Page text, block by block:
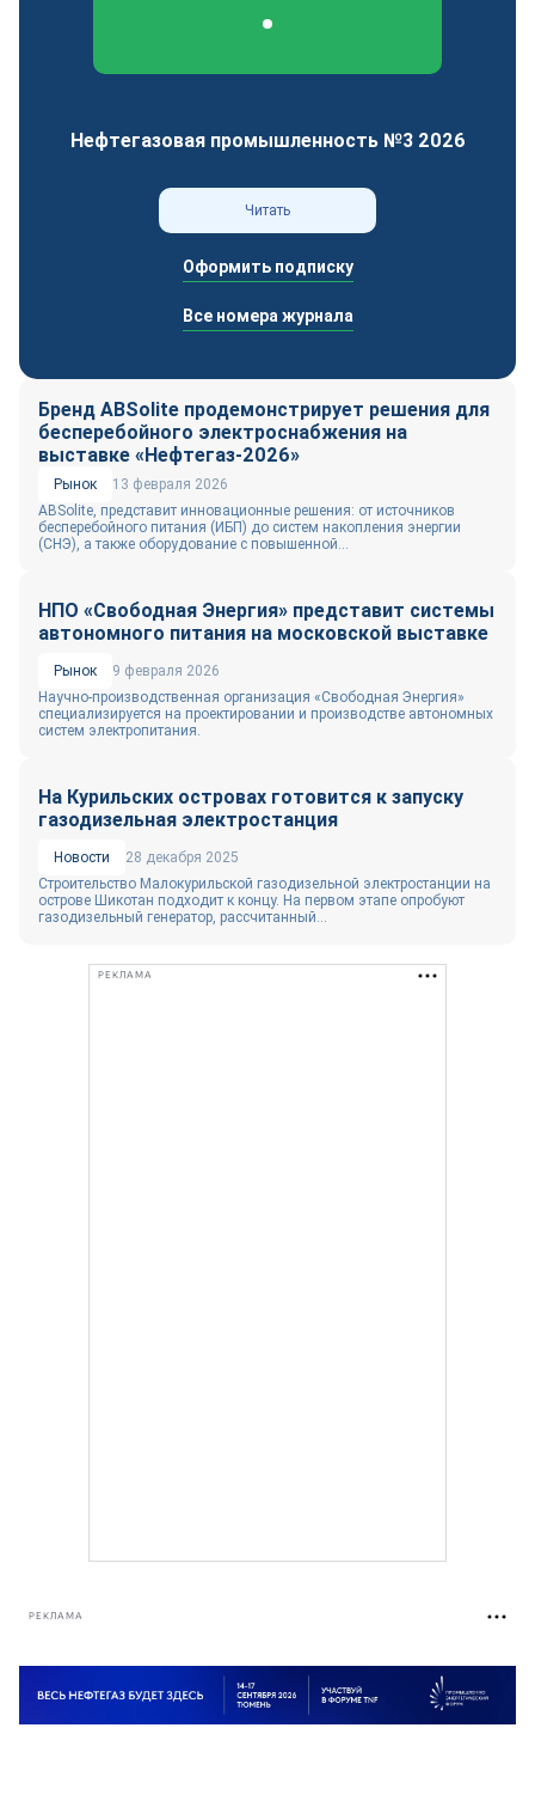
Нефтегазовая промышленность №3 2026
Читать
Оформить подписку
Все номера журнала
Бренд ABSolite продемонстрирует решения для
бесперебойного электроснабжения на
выставке «Нефтегаз-2026»
Рынок
13 февраля 2026
ABSolite, представит инновационные решения: от источников
бесперебойного питания (ИБП) до систем накопления энергии
(СНЭ), а также оборудование с повышенной...
НПО «Свободная Энергия» представит системы
автономного питания на московской выставке
Рынок
9 февраля 2026
Научно-производственная организация «Свободная Энергия»
специализируется на проектировании и производстве автономных
систем электропитания.
На Курильских островах готовится к запуску
газодизельная электростанция
Новости
28 декабря 2025
Строительство Малокурильской газодизельной электростанции на
острове Шикотан подходит к концу. На первом этапе опробуют
газодизельный генератор, рассчитанный...
РЕКЛАМА
РЕКЛАМА